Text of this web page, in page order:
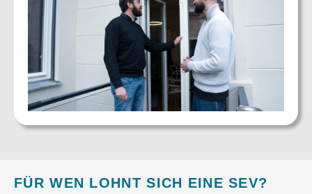
FÜR WEN LOHNT SICH EINE SEV?